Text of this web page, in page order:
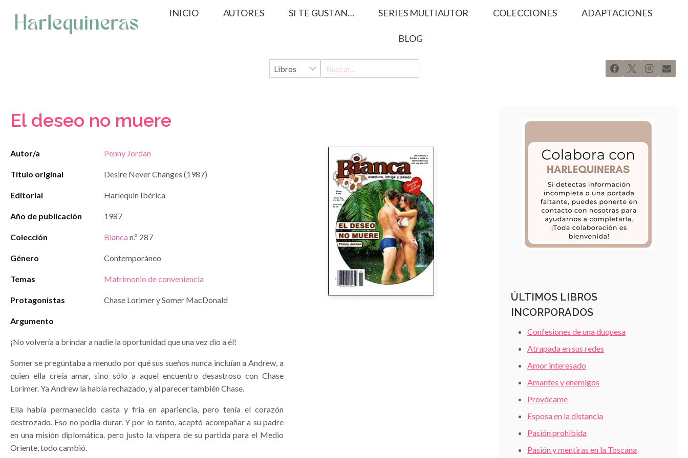
contenido
INICIO AUTORES SI TE GUSTAN… SERIES MULTIAUTOR COLECCIONES ADAPTACIONES
BLOG
El deseo no muere
Autor/a Penny Jordan
Título original Desire Never Changes (1987)
Editorial Harlequin Ibérica
Año de publicación 1987
Colección Bianca n.º 287
Género Contemporáneo
Temas Matrimonio de conveniencia
Protagonistas Chase Lorimer y Somer MacDonald
Argumento
¡No volvería a brindar a nadie la oportunidad que una vez dio a él!
Somer se preguntaba a menudo por qué sus sueños nunca incluían a Andrew, a
quien ella creía amar, sino sólo a aquel encuentro desastroso con Chase
Lorimer. Ya Andrew la había rechazado, y al parecer también Chase.
Ella había permanecido casta y fría en apariencia, pero tenía el corazón
destrozado. Eso no podía durar. Y por lo tanto, aceptó acompañar a su padre
en una misión diplomática. pero justo la víspera de su partida para el Medio
Oriente, todo cambió.
ÚLTIMOS LIBROS
INCORPORADOS
Confesiones de una duquesa
Atrapada en sus redes
Amor interesado
Amantes y enemigos
Provócame
Esposa en la distancia
Pasión prohibida
Pasión y mentiras en la Toscana